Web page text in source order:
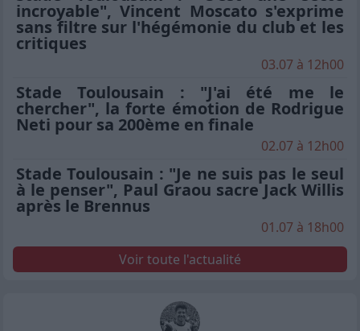
incroyable", Vincent Moscato s'exprime
sans filtre sur l'hégémonie du club et les
critiques
03.07 à 12h00
Stade Toulousain : "J'ai été me le
chercher", la forte émotion de Rodrigue
Neti pour sa 200ème en finale
02.07 à 12h00
Stade Toulousain : "Je ne suis pas le seul
à le penser", Paul Graou sacre Jack Willis
après le Brennus
01.07 à 18h00
Voir toute l'actualité